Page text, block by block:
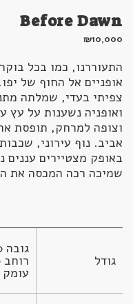
Before Dawn
₪10,000
התעוררנו, כמו בכל
אופניים אל החוף של
צפיתי בעדי, שמלתה
ואופניה נשענות על עץ
וצופה למרחק, תופסת
אביב. נוף עירוני,
באופק מצטיירים עננים
שמיכה רכה המכסה את
גודל
עומק